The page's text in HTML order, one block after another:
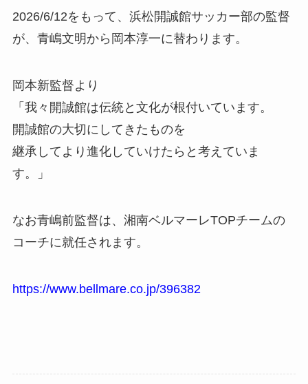
2026/6/12をもって、浜松開誠館サッカー部の監督
が、青嶋文明から岡本淳一に替わります。
岡本新監督より
「我々開誠館は伝統と文化が根付いています。
開誠館の大切にしてきたものを
継承してより進化していけたらと考えていま
す。」
なお青嶋前監督は、湘南ベルマーレTOPチームの
コーチに就任されます。
https://www.bellmare.co.jp/396382